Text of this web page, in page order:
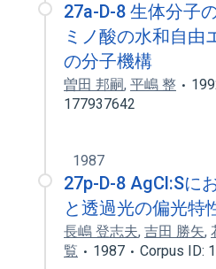
27a-D-8 生体分子
ミノ酸の水和自由
の分子機構
曽田 邦嗣, 平嶋 整
177937642
1987
27p-D-8 AgCl:Sに
と透過光の偏光特
長嶋 登志夫, 吉田 勝矢,
覧
1987 Corpus ID: